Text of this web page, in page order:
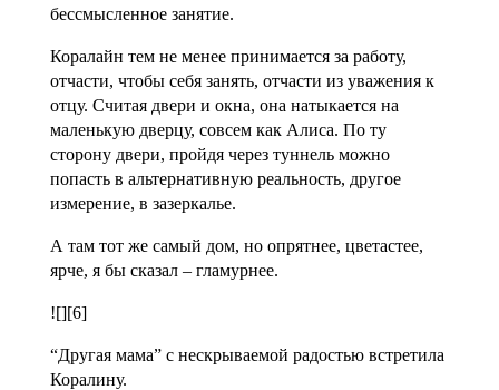
бессмысленное занятие.
Коралайн тем не менее принимается за работу,
отчасти, чтобы себя занять, отчасти из уважения к
отцу. Считая двери и окна, она натыкается на
маленькую дверцу, совсем как Алиса. По ту
сторону двери, пройдя через туннель можно
попасть в альтернативную реальность, другое
измерение, в зазеркалье.
А там тот же самый дом, но опрятнее, цветастее,
ярче, я бы сказал – гламурнее.
![][6]
“Другая мама” с нескрываемой радостью встретила
Коралину.